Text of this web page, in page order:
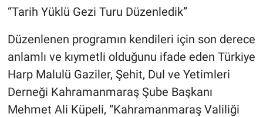
“Tarih Yüklü Gezi Turu Düzenledik”
Düzenlenen programın kendileri için son derece
anlamlı ve kıymetli olduğunu ifade eden Türkiye
Harp Malulü Gaziler, Şehit, Dul ve Yetimleri
Derneği Kahramanmaraş Şube Başkanı
Mehmet Ali Küpeli, “Kahramanmaraş Valiliği